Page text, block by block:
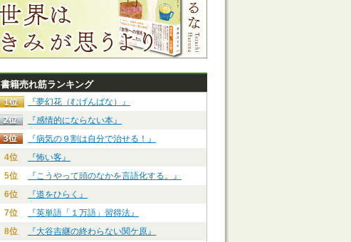
書籍売れ筋ランキング
『夢幻花（むげんばな）』
『感情的にならない本』
『病気の９割は自分で治せる！』
4位
『怖い客』
5位
『こうやって頭のなかを言語化する。』
6位
『道をひらく』
7位
『英単語「１万語」習得法』
8位
『大谷吉継の終わらない関ケ原』